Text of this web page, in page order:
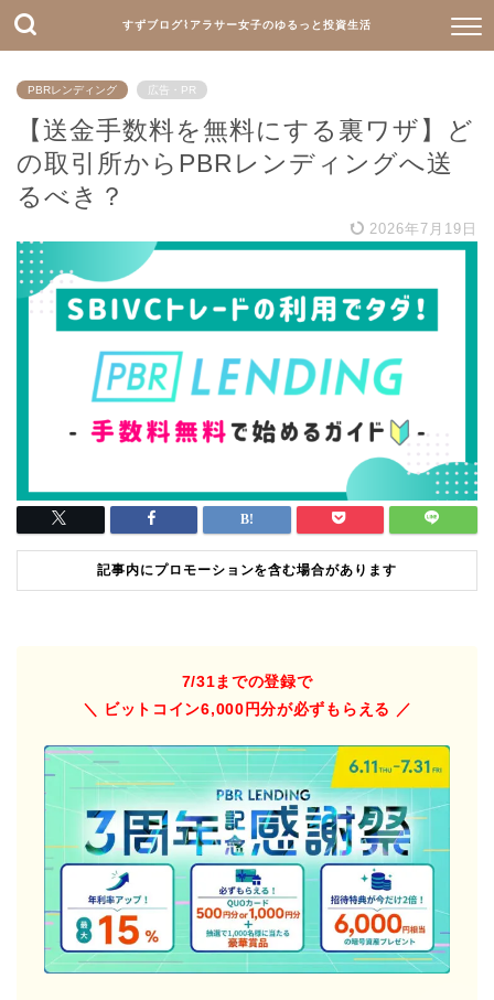
すずブログ⌇アラサー女子のゆるっと投資生活
PBRレンディング 広告・PR
【送金手数料を無料にする裏ワザ】ど
の取引所からPBRレンディングへ送
るべき？
2026年7月19日
記事内にプロモーションを含む場合があります
7/31までの登録で
＼ ビットコイン6,000円分が必ずもらえる ／